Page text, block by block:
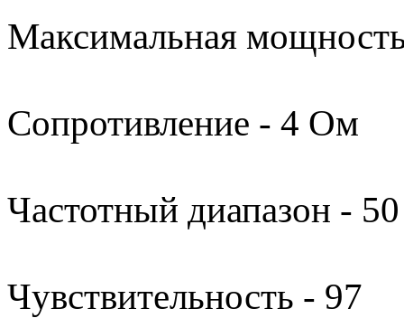
Максимальная
Сопротивление - 4 Ом
Частотный диапазон -
Чувствительность - 97